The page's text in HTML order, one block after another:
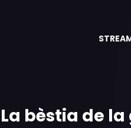
La bèstia de